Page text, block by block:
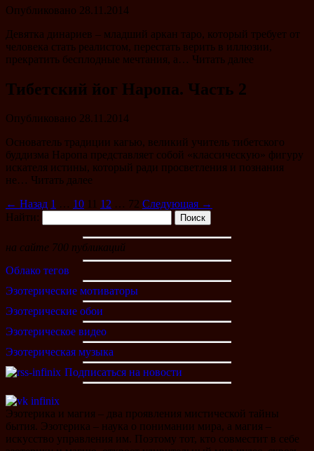
Опубликовано 28.11.2014
Девятка динариев – младший аркан таро, который требует от
человека стать реалистом, перестать верить в иллюзии,
прекратить бесплодные мечтания, а… Читать далее
Тибетский йог Наропа. Часть 2
Опубликовано 28.11.2014
Основатель традиции кагью, великий учитель тибетского
буддизма Наропа представляет собой «классическую» фигуру
искателя истины, который ради просветления и познания
не… Читать далее
← Назад 1 … 10 11 12 … 72 Следующая →
Найти:
на сайте 700 публикаций
Облако тегов
Эзотерические мотиваторы
Эзотерические обои
Эзотерическое видео
Эзотерическая музыка
Подписаться на новости
Эзотерика и магия – два проявления мистической тайны
бытия. Эзотерика – наука о понимании мира, а магия –
искусство управления им. Поэтому тот, кто совместит в себе